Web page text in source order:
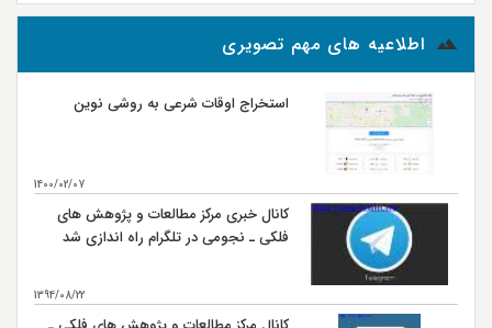
اطلاعیه های مهم تصویری
استخراج اوقات شرعی به روشی نوین
1400/02/07
کانال خبری مرکز مطالعات و پژوهش های
فلکی ـ نجومی در تلگرام راه اندازی شد
1394/08/22